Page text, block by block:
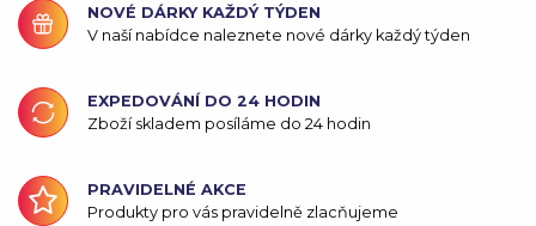
NOVÉ DÁRKY KAŽDÝ TÝDEN
V naší nabídce naleznete nové dárky každý týden
EXPEDOVÁNÍ DO 24 HODIN
Zboží skladem posíláme do 24 hodin
PRAVIDELNÉ AKCE
Produkty pro vás pravidelně zlacňujeme